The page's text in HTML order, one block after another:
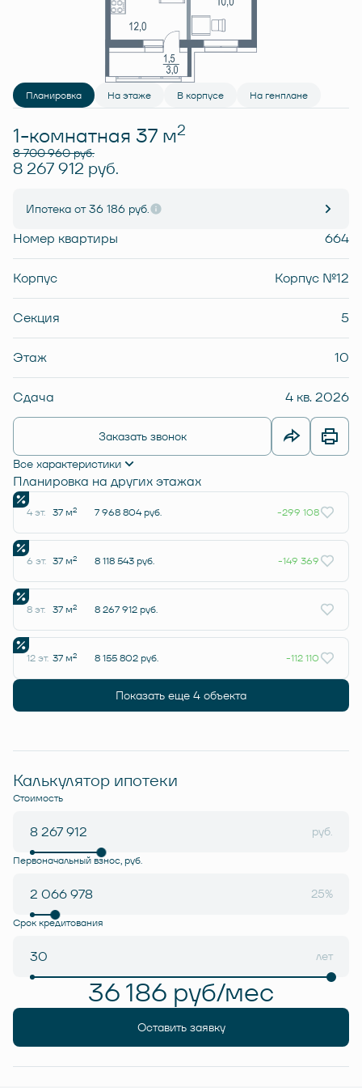
Планировка На этаже В корпусе На генплане
1-комнатная 37 м2
8 700 960 руб.
8 267 912 руб.
Ипотека от 36 186 руб.
Номер квартиры 664
Корпус Корпус №12
Секция 5
Этаж 10
Сдача 4 кв. 2026
Заказать звонок
Все характеристики
Планировка на других этажах
4 эт. 37 м2 7 968 804 руб. -299 108
6 эт. 37 м2 8 118 543 руб. -149 369
8 эт. 37 м2 8 267 912 руб.
12 эт. 37 м2 8 155 802 руб. -112 110
Показать еще 4 объектa
Калькулятор ипотеки
Стоимость
руб.
Первоначальный взнос, руб.
25%
Срок кредитования
лет
36 186 руб/мес
Оставить заявку